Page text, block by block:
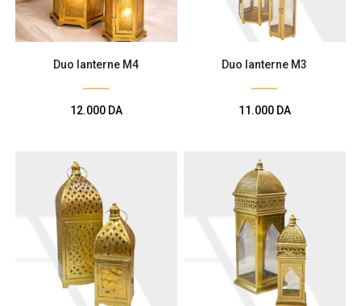
Duo lanterne M4
12.000 DA
Duo lanterne M3
11.000 DA